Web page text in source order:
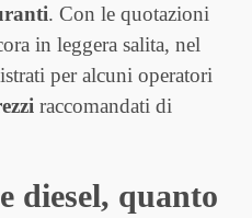
. Con le quotazioni
in leggera salita, nel
per alcuni operatori
raccomandati di
diesel, quanto